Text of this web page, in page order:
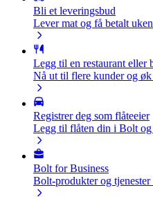
Bli et leveringsbud
Lever mat og få betalt
Legg til en restaurant eller
Nå ut til flere kunder og
Registrer deg som flåteeier
Legg til flåten din i Bolt
Bolt for Business
Bolt-produkter og